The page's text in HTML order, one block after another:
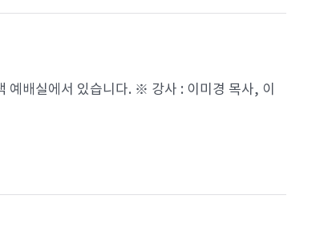
예배실에서 있습니다. ※ 강사 : 이미경 목사, 이